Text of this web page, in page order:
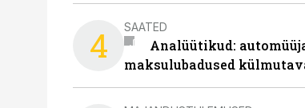
4 SAATED
Analüütikud:
maksulubadused